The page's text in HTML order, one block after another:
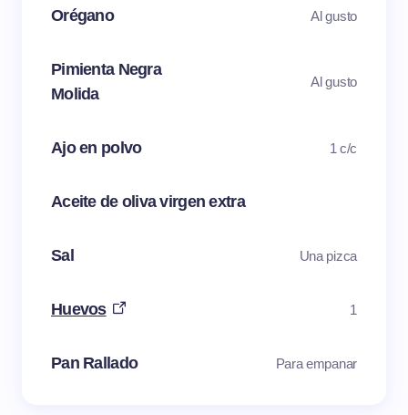
Orégano Al gusto
Pimienta Negra
Molida
Al gusto
Ajo en polvo 1 c/c
Aceite de oliva virgen extra
Sal Una pizca
Huevos 1
Pan Rallado Para empanar